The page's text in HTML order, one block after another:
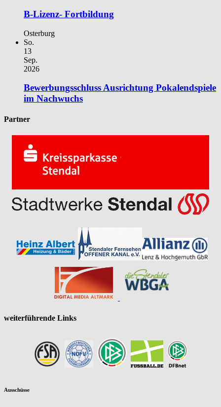
B-Lizenz- Fortbildung
Osterburg
So.
13
Sep.
2026
Bewerbungsschluss Ausrichtung Pokalendspiele
im Nachwuchs
Partner
weiterführende Links
Ausschüsse